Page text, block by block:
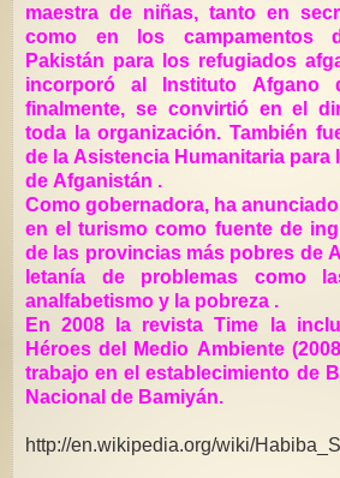
maestra de niñas, tanto en
como en los campamentos
Pakistán para los refugiados
incorporó al Instituto Afgano
finalmente, se convirtió en el
toda la organización. También
de la Asistencia Humanitaria para
de Afganistán .
Como gobernadora, ha
en el turismo como fuente de ingresos.
de las provincias más pobres de Afganistán, con una
letanía de problemas como
analfabetismo y la pobreza .
En 2008 la revista Time la
Héroes del Medio Ambiente
trabajo en el establecimiento de
Nacional de Bamiyán.
http://en.wikipedia.org/wiki/